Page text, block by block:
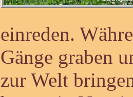
einreden.
Gänge graben
zur Welt